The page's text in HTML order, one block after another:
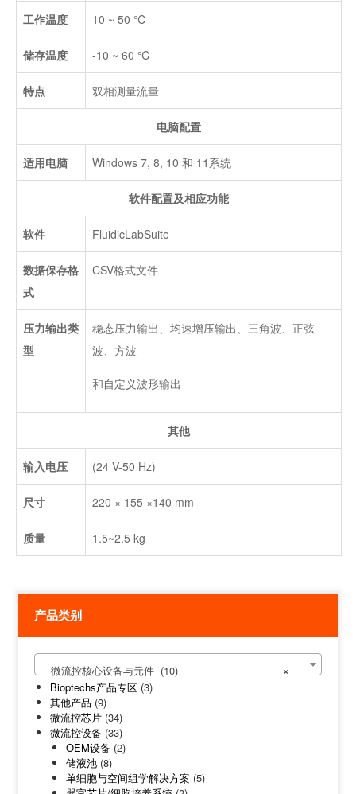
工作温度 10 ~ 50 ℃
储存温度 -10 ~ 60 ℃
特点 双相测量流量
电脑配置
适用电脑 Windows 7, 8, 10 和 11系统
软件配置及相应功能
软件 FluidicLabSuite
数据保存格
式
CSV格式文件
压力输出类
型
稳态压力输出、均速增压输出、三角波、正弦
波、方波
和自定义波形输出
其他
输入电压 (24 V-50 Hz)
尺寸 220 × 155 ×140 mm
质量 1.5~2.5 kg
产品类别
×
微流控核心设备与元件 (10)
Bioptechs产品专区 (3)
其他产品 (9)
微流控芯片 (34)
微流控设备 (33)
OEM设备 (2)
储液池 (8)
单细胞与空间组学解决方案 (5)